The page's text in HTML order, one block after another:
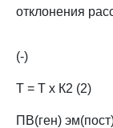
отклонения
(-)
Т = Т х К2 (2)
ПВ(ген)